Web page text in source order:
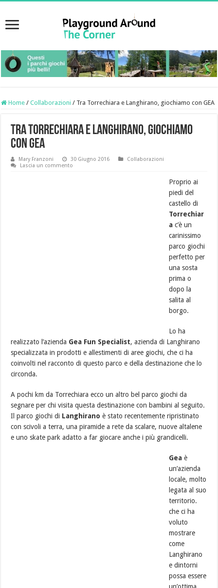
Home / Collaborazioni / Tra Torrechiara e Langhirano, giochiamo con GEA
Tra Torrechiara e Langhirano, giochiamo
con GEA
Mary Franzoni 30 Giugno 2016
Collaborazioni
Lascia un commento
Proprio ai
piedi del
castello di
Torrechiar
a c’è un
carinissimo
parco giochi
perfetto per
una sosta
prima o
dopo la
salita al
borgo.
Lo ha
realizzato l’azienda Gea Fun Specialist, azienda di Langhirano
specializzata in prodotti e allestimenti di aree giochi, che ci ha
coinvolti nel racconto di questo parco e della destinazione che lo
circonda.
A pochi km da Torrechiara ecco un altro bel parco giochi da
segnare per chi visita questa destinazione con bambini al seguito.
Il parco giochi di Langhirano è stato recentemente ripristinato
con scivoli a terra, una piramide a rete da scalare, nuove altalene
e uno skate park adatto a far giocare anche i più grandicelli.
Gea è
un’azienda
locale, molto
legata al suo
territorio.
che ci ha
voluto
mostrare
come
Langhirano
e dintorni
possa essere